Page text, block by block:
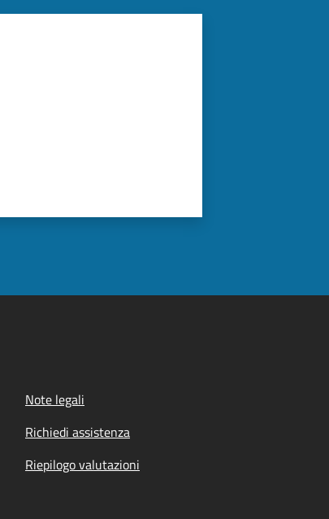
Note legali
Richiedi assistenza
Riepilogo valutazioni